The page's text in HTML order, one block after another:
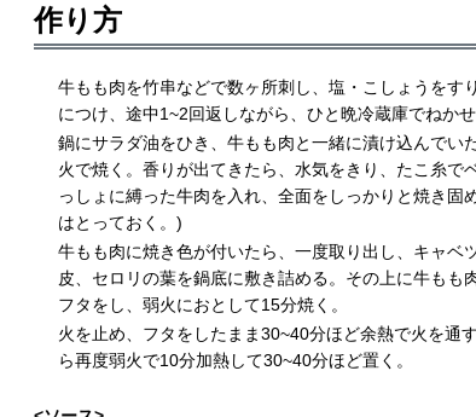
作り方
牛もも肉を竹串などで数ヶ所刺し、塩・こしょうをす
につけ、途中1~2回返しながら、ひと晩冷蔵庫でねかせ
鍋にサラダ油をひき、牛もも肉と一緒に漬け込んでい
火で焼く。香りが出てきたら、水気をきり、たこ糸で
っしょに縛った牛肉を入れ、全面をしっかりと焼き固
はとっておく。)
牛もも肉に焼き色が付いたら、一度取り出し、キャベ
皮、セロリの葉を鍋底に敷き詰める。その上に牛もも
フタをし、弱火におとして15分焼く。
火を止め、フタをしたまま30~40分ほど余熱で火を通
ら再度弱火で10分加熱して30~40分ほど置く。